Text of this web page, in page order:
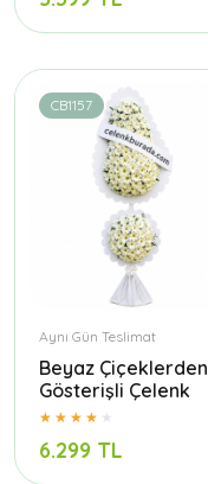
CB1157
Aynı Gün Teslimat
Beyaz Çiçeklerden
Gösterişli Çelenk
6.299 TL